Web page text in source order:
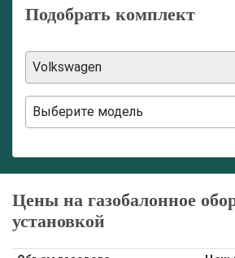
Подобрать комплект
Volkswagen
Выберите модель
Цены на газобалонное
установкой